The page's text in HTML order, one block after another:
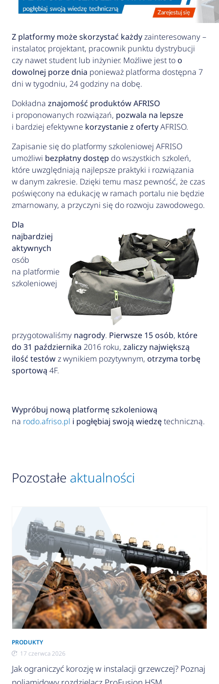
Z platformy może skorzystać każdyzainteresowany –
instalator, projektant, pracownik punktu dystrybucji
czy nawet student lub inżynier. Możliwe jest too
dowolnej porze dnia ponieważ platforma dostępna 7
dni w tygodniu, 24 godziny na dobę.
Dokładna znajomość produktów AFRISO
i proponowanych rozwiązań, pozwala na lepsze
i bardziej efektywne korzystanie z ofertyAFRISO.
Zapisanie się do platformy szkoleniowej AFRISO
umożliwi bezpłatny dostęp do wszystkich szkoleń,
które uwzględniają najlepsze praktyki i rozwiązania
w danym zakresie. Dzięki temu masz pewność, że czas
poświęcony na edukację w ramach portalu nie będzie
zmarnowany, a przyczyni się do rozwoju zawodowego.
Dla
najbardziej
aktywnych
osób
na platformie
szkoleniowej
przygotowaliśmy nagrody. Pierwsze 15 osób, które
do 31 października 2016 roku, zaliczy największą
ilość testówz wynikiem pozytywnym, otrzyma torbę
sportową 4F.
Wypróbuj nową platformę szkoleniową
na rodo.afriso.pl i pogłębiaj swoją wiedzętechniczną.
Pozostałe aktualności
PRODUKTY
17 czerwca 2026
Jak ograniczyć korozję w instalacji grzewczej? Poznaj